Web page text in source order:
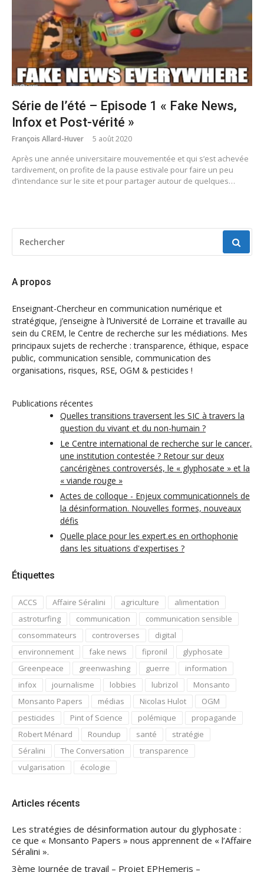
Série de l’été – Episode 1 « Fake News,
Infox et Post-vérité »
François Allard-Huver 5 août 2020
Après une année universitaire mouvementée et qui s’est achevée
tardivement, on profite de la pause estivale pour faire un peu
d’intendance sur le site et pour partager autour de quelques…
POUR
:
A propos
Enseignant-Chercheur en communication numérique et
stratégique, j’enseigne à l’Université de Lorraine et travaille au
sein du CREM, le Centre de recherche sur les médiations. Mes
principaux sujets de recherche : transparence, éthique, espace
public, communication sensible, communication des
organisations, risques, RSE, OGM & pesticides !
Publications récentes
Quelles transitions traversent les SIC à travers la
question du vivant et du non-humain ?
Le Centre international de recherche sur le cancer,
une institution contestée ? Retour sur deux
cancérigènes controversés, le « glyphosate » et la
« viande rouge »
Actes de colloque - Enjeux communicationnels de
la désinformation. Nouvelles formes, nouveaux
défis
Quelle place pour les expert.es en orthophonie
dans les situations d'expertises ?
Étiquettes
ACCS Affaire Séralini agriculture
alimentation
astroturfing
communication
communication sensible
consommateurs
controverses
digital
environnement
fake news fipronil
glyphosate
Greenpeace
greenwashing guerre
information
infox
journalisme lobbies lubrizol
Monsanto
Monsanto Papers
médias Nicolas Hulot
OGM
pesticides
Pint of Science polémique
propagande
Robert Ménard
Roundup santé
stratégie
Séralini
The Conversation
transparence
vulgarisation
écologie
Articles récents
Les stratégies de désinformation autour du glyphosate :
ce que « Monsanto Papers » nous apprennent de « l’Affaire
Séralini ».
3ème Journée de travail – Projet EPHemeris –